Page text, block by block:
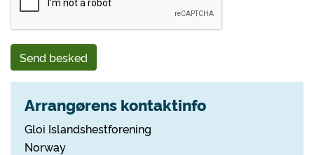
Send besked
Arrangørens kontaktinfo
Gloi Islandshestforening
Norway